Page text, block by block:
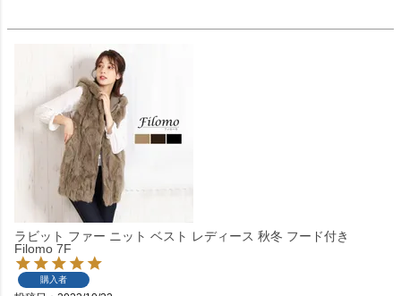
ラビット ファー ニット ベスト レディース 秋冬 フード付き
Filomo 7F
購入者